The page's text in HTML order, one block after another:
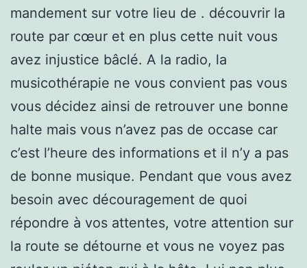
mandement sur votre lieu de . découvrir la
route par cœur et en plus cette nuit vous
avez injustice bâclé. A la radio, la
musicothérapie ne vous convient pas vous
vous décidez ainsi de retrouver une bonne
halte mais vous n’avez pas de occase car
c’est l’heure des informations et il n’y a pas
de bonne musique. Pendant que vous avez
besoin avec découragement de quoi
répondre à vos attentes, votre attention sur
la route se détourne et vous ne voyez pas